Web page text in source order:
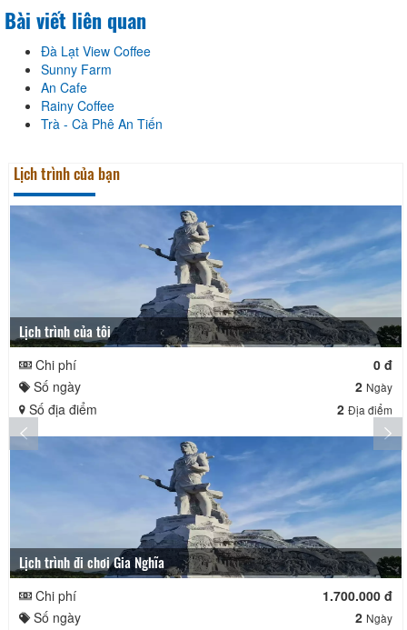
Bài viết liên quan
Đà Lạt View Coffee
Sunny Farm
An Cafe
Rainy Coffee
Trà - Cà Phê An Tiến
Lịch trình của bạn
Lịch trình của tôi
Chi phí
0 đ
Số ngày
2 Ngày
Số địa điểm 2 Địa điểm
Lịch trình đi chơi Gia Nghĩa
Chi phí
1.700.000 đ
Số ngày
2 Ngày